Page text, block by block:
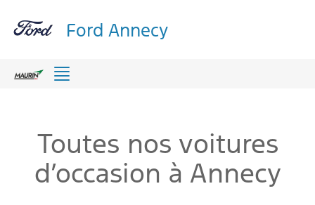
Ford Annecy
Menu
Toutes nos voitures
d’occasion à Annecy